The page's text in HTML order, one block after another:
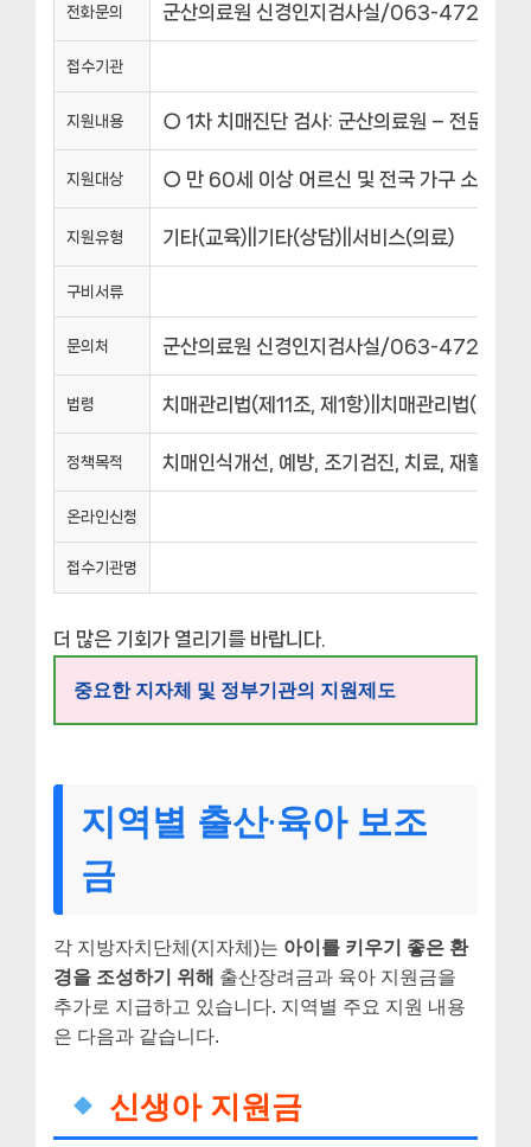
전화문의 군산의료원 신경인지검사실/063-472-
접수기관
지원내용 ○ 1차 치매진단 검사: 군산의료원 – 전문의진
지원대상 ○ 만 60세 이상 어르신 및 전국 가구 소득
지원유형 기타(교육)||기타(상담)||서비스(의료)
구비서류
문의처 군산의료원 신경인지검사실/063-472-
법령 치매관리법(제11조, 제1항)||치매관리법(제11
정책목적 치매인식개선, 예방, 조기검진, 치료, 재활 등
온라인신청
접수기관명
더 많은 기회가 열리기를 바랍니다.
중요한 지자체 및 정부기관의 지원제도
지역별 출산·육아 보조
금
각 지방자치단체(지자체)는 아이를 키우기 좋은 환
경을 조성하기 위해 출산장려금과 육아 지원금을
추가로 지급하고 있습니다. 지역별 주요 지원 내용
은 다음과 같습니다.
신생아 지원금